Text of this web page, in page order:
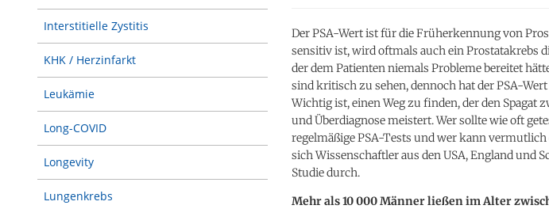
Interstitielle Zystitis
KHK / Herzinfarkt
Leukämie
Long-COVID
Longevity
Lungenkrebs
Der PSA-Wert ist für die Früherkennung von
sensitiv ist, wird oftmals auch ein Prostatakrebs
der dem Patienten niemals Probleme bereitet
sind kritisch zu sehen, dennoch hat der PSA-
Wichtig ist, einen Weg zu finden, der den
und Überdiagnose meistert. Wer sollte wie oft
regelmäßige PSA-Tests und wer kann
sich Wissenschaftler aus den USA, England und
Studie durch.
Mehr als 10 000 Männer ließen im Alter